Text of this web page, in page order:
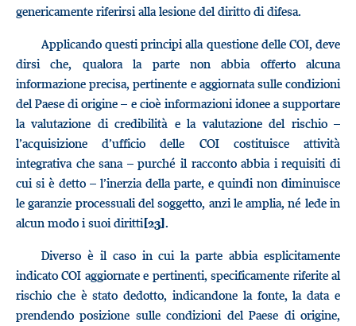
genericamente riferirsi alla lesione del diritto di difesa.
Applicando questi principi alla questione delle COI, deve
dirsi che, qualora la parte non abbia offerto alcuna
informazione precisa, pertinente e aggiornata sulle condizioni
del Paese di origine – e cioè informazioni idonee a supportare
la valutazione di credibilità e la valutazione del rischio –
l’acquisizione d’ufficio delle COI costituisce attività
integrativa che sana – purché il racconto abbia i requisiti di
cui si è detto – l’inerzia della parte, e quindi non diminuisce
le garanzie processuali del soggetto, anzi le amplia, né lede in
alcun modo i suoi diritti[23].
Diverso è il caso in cui la parte abbia esplicitamente
indicato COI aggiornate e pertinenti, specificamente riferite al
rischio che è stato dedotto, indicandone la fonte, la data e
prendendo posizione sulle condizioni del Paese di origine,